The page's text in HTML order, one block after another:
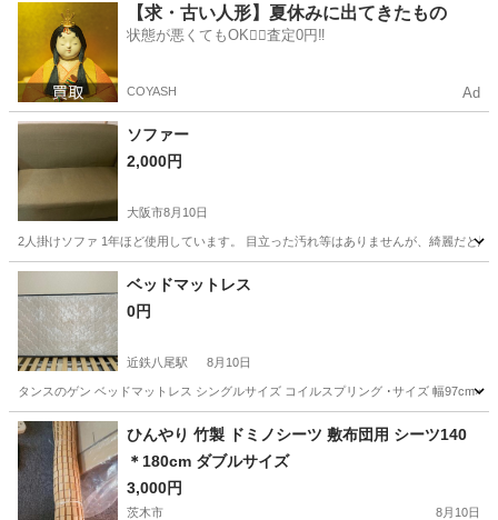
石橋阪大前駅 椅子
【求・古い人形】夏休みに出てきたもの
状態が悪くてもOK🙆‍♀️査定0円‼️
COYASH Ad
ソファー
2,000円
大阪市8月10日
2人掛けソファ 1年ほど使用しています。 目立った汚れ等はありませんが、綺麗だと
大阪 大阪市 ソファ ソファー
ベッドマットレス
0円
近鉄八尾駅 8月10日
タンスのゲン ベッドマットレス シングルサイズ コイルスプリング ･サイズ 幅97cm×
大阪 八尾市 近鉄八尾駅 寝具
ひんやり 竹製 ドミノシーツ 敷布団用 シーツ140
＊180cm ダブルサイズ
3,000円
茨木市 8月10日